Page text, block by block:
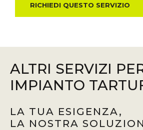
RICHIEDI QUESTO SERVIZIO
ALTRI SERVIZI
IMPIANTO
LA TUA ESIGENZA,
LA NOSTRA